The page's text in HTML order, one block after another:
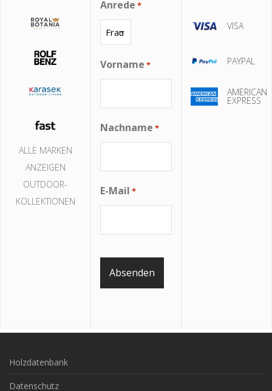
ALLE MARKEN
ANZEIGEN
OUTDOOR-
KOLLEKTIONEN
Anrede *
Vorname *
Nachname *
E-Mail *
VISA
PAYPAL
AMERICAN
EXPRESS
Holzdatenbank
Datenschutz